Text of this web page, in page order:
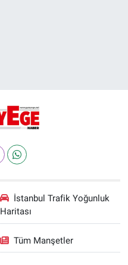
İstanbul Trafik Yoğunluk
Haritası
Tüm Manşetler